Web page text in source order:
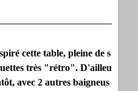
cette table, pleine de s
très "rétro". D'ailleu
avec 2 autres baigneus